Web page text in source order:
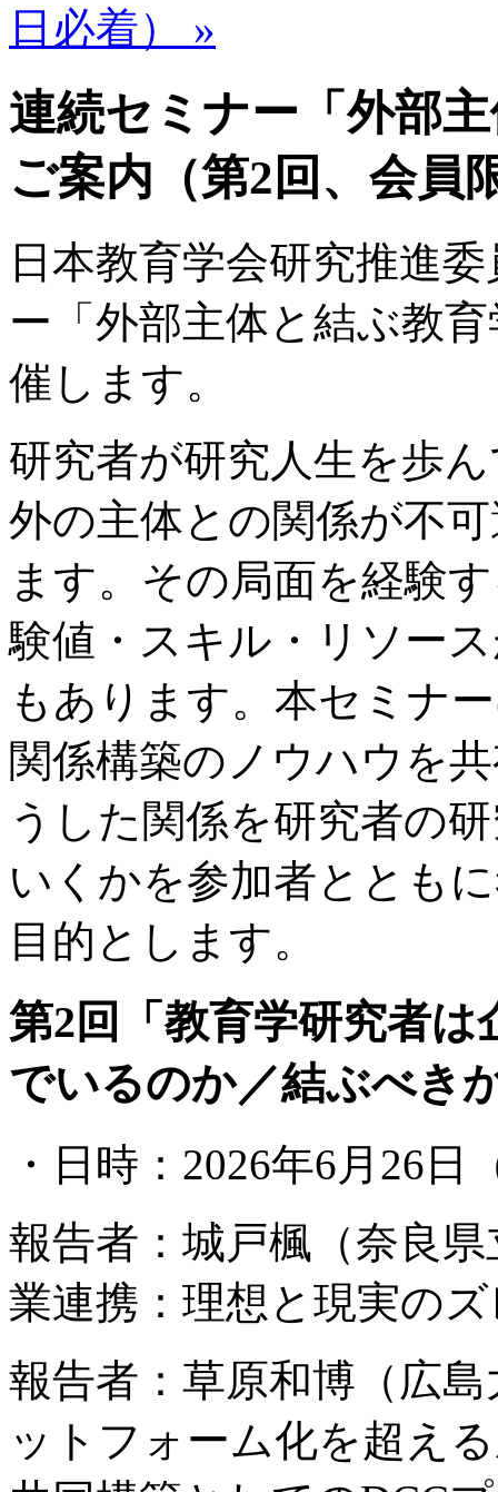
日必着） »
連続セミナー「外部
ご案内（第2回、会員
日本教育学会研究推進
ー「外部主体と結ぶ教
催します。
研究者が研究人生を歩
外の主体との関係が不
ます。その局面を経験
験値・スキル・リソー
もあります。本セミナ
関係構築のノウハウを
うした関係を研究者の
いくかを参加者ととも
目的とします。
第2回「教育学研究者
でいるのか／結ぶべき
・日時： 2026年6月 26 日
報告者：城戸楓（奈良
業連携：理想と現実の
報告者：草原和博（広
ットフォーム化を超え